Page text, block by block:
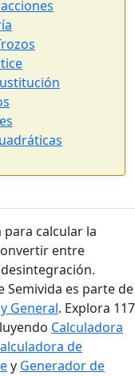
para calcular la
entre
Semivida es parte de
General. Explora 117
Calculadora
de
y Generador de